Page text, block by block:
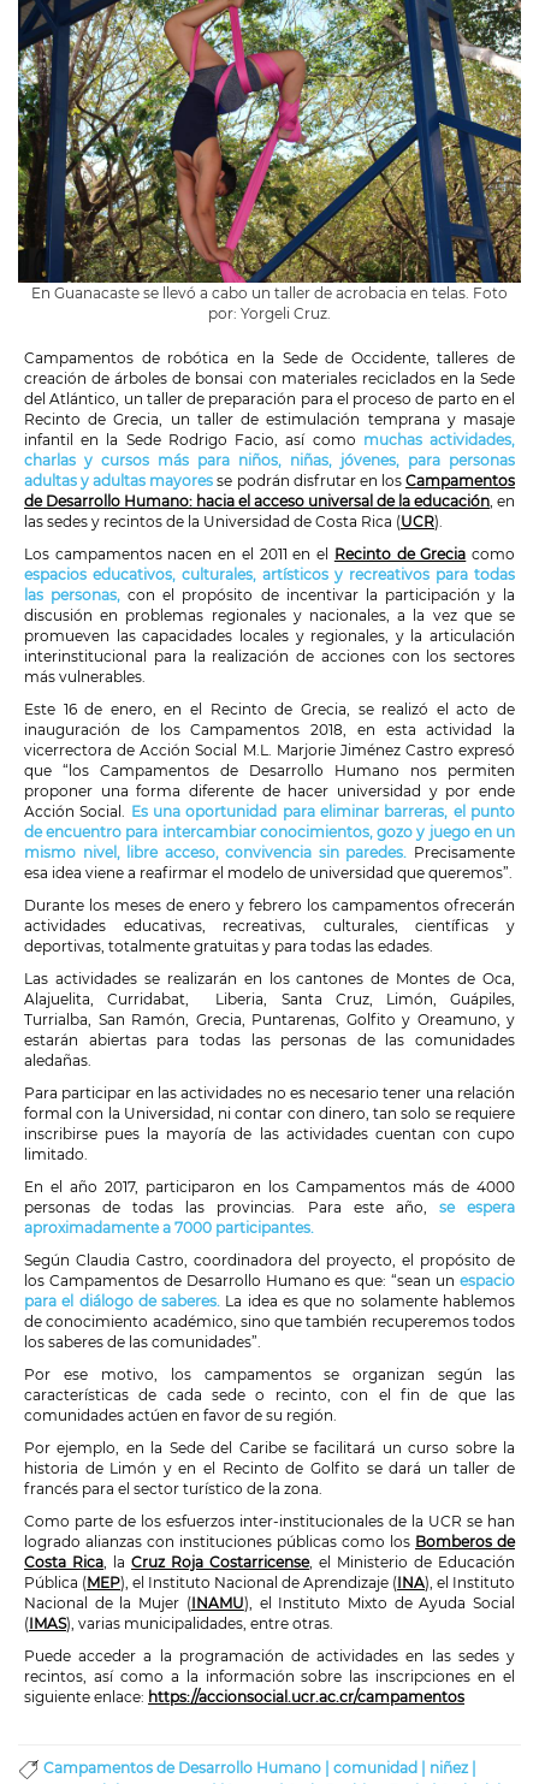
En Guanacaste se llevó a cabo un taller de acrobacia en telas. Foto
por: Yorgeli Cruz.
Campamentos de robótica en la Sede de Occidente, talleres de
creación de árboles de bonsai con materiales reciclados en la Sede
del Atlántico, un taller de preparación para el proceso de parto en el
Recinto de Grecia, un taller de estimulación temprana y masaje
infantil en la Sede Rodrigo Facio, así como muchas actividades,
charlas y cursos más para niños, niñas, jóvenes, para personas
adultas y adultas mayores se podrán disfrutar en losCampamentos
de Desarrollo Humano: hacia el acceso universal de la educación, en
las sedes y recintos de la Universidad de Costa Rica (UCR).
Los campamentos nacen en el 2011 en el Recinto de Grecia como
espacios educativos, culturales, artísticos y recreativos para todas
las personas, con el propósito de incentivar la participación y la
discusión en problemas regionales y nacionales, a la vez que se
promueven las capacidades locales y regionales, y la articulación
interinstitucional para la realización de acciones con los sectores
más vulnerables.
Este 16 de enero, en el Recinto de Grecia, se realizó el acto de
inauguración de los Campamentos 2018, en esta actividad la
vicerrectora de Acción Social M.L. Marjorie Jiménez Castro expresó
que “los Campamentos de Desarrollo Humano nos permiten
proponer una forma diferente de hacer universidad y por ende
Acción Social. Es una oportunidad para eliminar barreras, el punto
de encuentro para intercambiar conocimientos, gozo y juego en un
mismo nivel, libre acceso, convivencia sin paredes. Precisamente
esa idea viene a reafirmar el modelo de universidad que queremos”.
Durante los meses de enero y febrero los campamentos ofrecerán
actividades educativas, recreativas, culturales, científicas y
deportivas, totalmente gratuitas y para todas las edades.
Las actividades se realizarán en los cantones de Montes de Oca,
Alajuelita, Curridabat, Liberia, Santa Cruz, Limón, Guápiles,
Turrialba, San Ramón, Grecia, Puntarenas, Golfito y Oreamuno, y
estarán abiertas para todas las personas de las comunidades
aledañas.
Para participar en las actividades no es necesario tener una relación
formal con la Universidad, ni contar con dinero, tan solo se requiere
inscribirse pues la mayoría de las actividades cuentan con cupo
limitado.
En el año 2017, participaron en los Campamentos más de 4000
personas de todas las provincias. Para este año, se espera
aproximadamente a 7000 participantes.
Según Claudia Castro, coordinadora del proyecto, el propósito de
los Campamentos de Desarrollo Humano es que: “sean un espacio
para el diálogo de saberes. La idea es que no solamente hablemos
de conocimiento académico, sino que también recuperemos todos
los saberes de las comunidades”.
Por ese motivo, los campamentos se organizan según las
características de cada sede o recinto, con el fin de que las
comunidades actúen en favor de su región.
Por ejemplo, en la Sede del Caribe se facilitará un curso sobre la
historia de Limón y en el Recinto de Golfito se dará un taller de
francés para el sector turístico de la zona.
Como parte de los esfuerzos inter-institucionales de la UCR se han
logrado alianzas con instituciones públicas como los Bomberos de
Costa Rica, la Cruz Roja Costarricense, el Ministerio de Educación
Pública (MEP), el Instituto Nacional de Aprendizaje (INA), el Instituto
Nacional de la Mujer (INAMU), el Instituto Mixto de Ayuda Social
(IMAS), varias municipalidades, entre otras.
Puede acceder a la programación de actividades en las sedes y
recintos, así como a la información sobre las inscripciones en el
siguiente enlace: https://accionsocial.ucr.ac.cr/campamentos
Campamentos de Desarrollo Humano | comunidad | niñez |